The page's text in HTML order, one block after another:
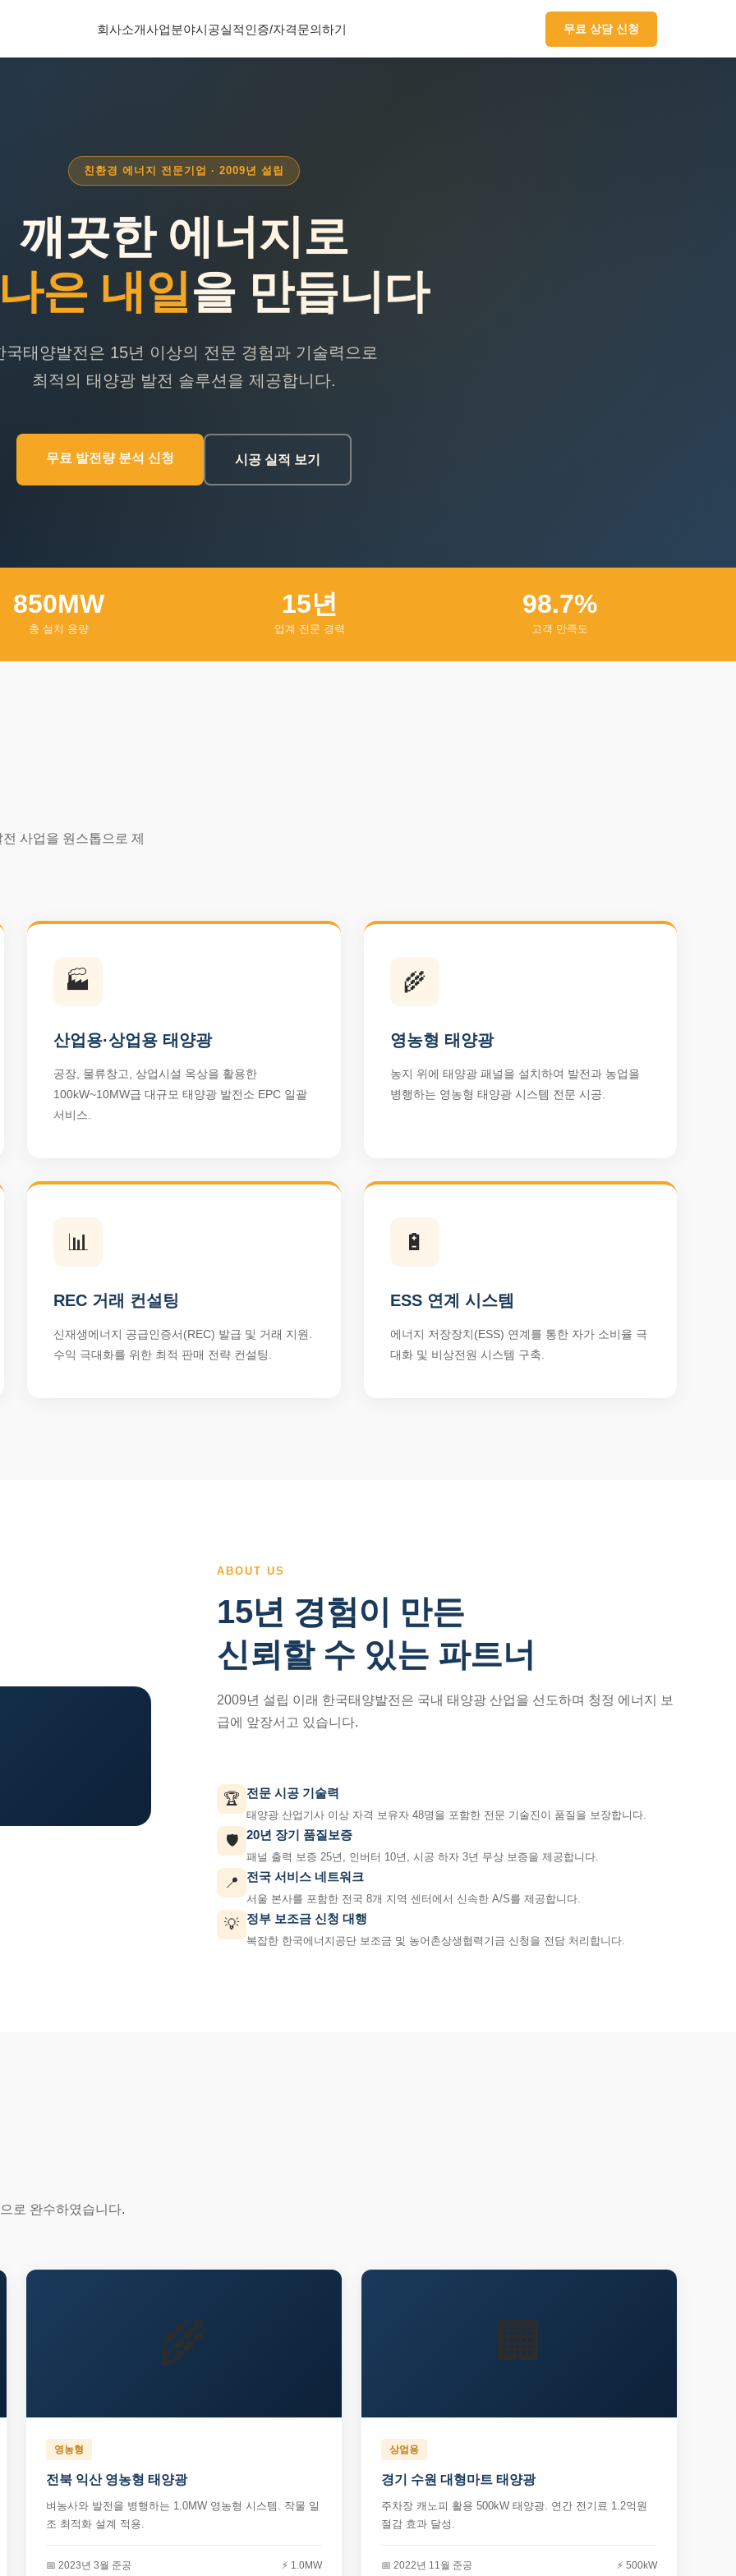
회사소개사업분야시공실적인증/자격문의하기 무료 상담 신청
친환경 에너지 전문기업 · 2009년 설립
깨끗한 에너지로
은 내일을 만듭니다
국태양발전은 15년 이상의 전문 경험과 기술력으로
최적의 태양광 발전 솔루션을 제공합니다.
무료 발전량 분석 신청 시공 실적 보기
850MW
총 설치 용량
15년
업계 전문 경력
98.7%
고객 만족도
사업을 원스톱으로 제
🏭
산업용·상업용 태양광
공장, 물류창고, 상업시설 옥상을 활용한
100kW~10MW급 대규모 태양광 발전소 EPC 일괄
서비스.
🌾
영농형 태양광
농지 위에 태양광 패널을 설치하여 발전과 농업을
병행하는 영농형 태양광 시스템 전문 시공.
📊
REC 거래 컨설팅
신재생에너지 공급인증서(REC) 발급 및 거래 지원.
수익 극대화를 위한 최적 판매 전략 컨설팅.
🔋
ESS 연계 시스템
에너지 저장장치(ESS) 연계를 통한 자가 소비율 극
대화 및 비상전원 시스템 구축.
ABOUT US
15년 경험이 만든
신뢰할 수 있는 파트너
2009년 설립 이래 한국태양발전은 국내 태양광 산업을 선도하며 청정 에너지 보
급에 앞장서고 있습니다.
🏆 전문 시공 기술력
태양광 산업기사 이상 자격 보유자 48명을 포함한 전문 기술진이 품질을 보장합니다.
🛡️ 20년 장기 품질보증
패널 출력 보증 25년, 인버터 10년, 시공 하자 3년 무상 보증을 제공합니다.
📍 전국 서비스 네트워크
서울 본사를 포함한 전국 8개 지역 센터에서 신속한 A/S를 제공합니다.
💡 정부 보조금 신청 대행
복잡한 한국에너지공단 보조금 및 농어촌상생협력기금 신청을 전담 처리합니다.
로 완수하였습니다.
🌾
영농형
전북 익산 영농형 태양광
벼농사와 발전을 병행하는 1.0MW 영농형 시스템. 작물 일
조 최적화 설계 적용.
📅 2023년 3월 준공 ⚡ 1.0MW
🏢
상업용
경기 수원 대형마트 태양광
주차장 캐노피 활용 500kW 태양광. 연간 전기료 1.2억원
절감 효과 달성.
📅 2022년 11월 준공 ⚡ 500kW